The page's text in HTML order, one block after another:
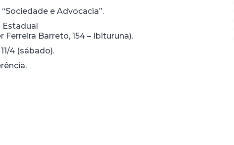
e Advocacia”.
Barreto, 154 – Ibituruna).
4 (sábado).